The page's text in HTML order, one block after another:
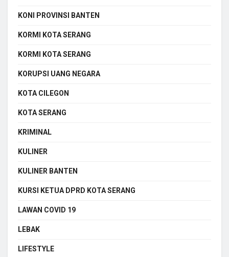
KONI PROVINSI BANTEN
KORMI KOTA SERANG
KORMI KOTA SERANG
KORUPSI UANG NEGARA
KOTA CILEGON
KOTA SERANG
KRIMINAL
KULINER
KULINER BANTEN
KURSI KETUA DPRD KOTA SERANG
LAWAN COVID 19
LEBAK
LIFESTYLE